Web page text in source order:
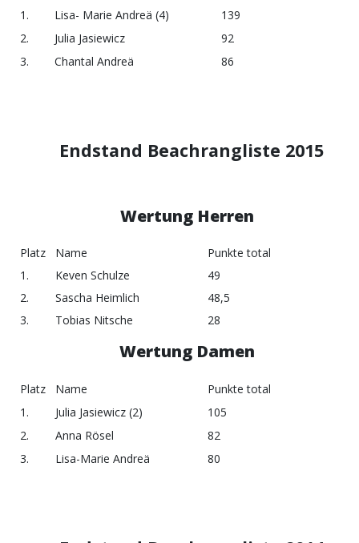
1.
Lisa- Marie Andreä (4)
139
2.
Julia Jasiewicz
92
3.
Chantal Andreä 86
Endstand Beachrangliste 2015
Wertung Herren
Platz Name
Punkte total
1.
Keven Schulze
49
2.
Sascha Heimlich
48,5
3.
Tobias Nitsche 28
Wertung Damen
Platz Name
Punkte total
1.
Julia Jasiewicz (2)
105
2.
Anna Rösel
82
3.
Lisa-Marie Andreä 80